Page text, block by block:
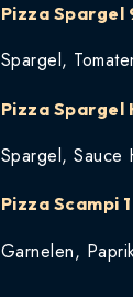
Pizza Spargel
Spargel,
Pizza Spargel
Spargel, Sauce
Pizza Scampi
Garnelen,